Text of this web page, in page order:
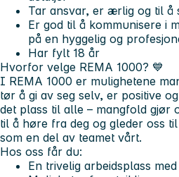
Tar ansvar, er ærlig og til å
Er god til å kommunisere i
på en hyggelig og
Har fylt 18 år
Hvorfor velge REMA 1000? 💙
I REMA 1000 er mulighetene
tør å gi av seg selv, er positive
det plass til alle – mangfold gjør
til å høre fra deg og gleder oss
som en del av teamet vårt.
Hos oss får du:
En trivelig arbeidsplass